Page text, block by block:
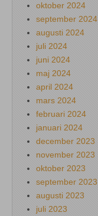
oktober 2024
september 2024
augusti 2024
juli 2024
juni 2024
maj 2024
april 2024
mars 2024
februari 2024
januari 2024
december 2023
november 2023
oktober 2023
september 2023
augusti 2023
juli 2023